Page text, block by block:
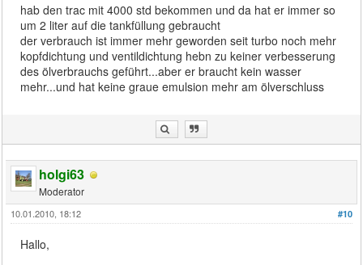
hab den trac mit 4000 std bekommen und da hat er immer so
um 2 liter auf die tankfüllung gebraucht
der verbrauch ist immer mehr geworden seit turbo noch mehr
kopfdichtung und ventildichtung hebn zu keiner verbesserung
des ölverbrauchs geführt...aber er braucht kein wasser
mehr...und hat keine graue emulsion mehr am ölverschluss
holgi63
Moderator
#10
10.01.2010, 18:12
Hallo,